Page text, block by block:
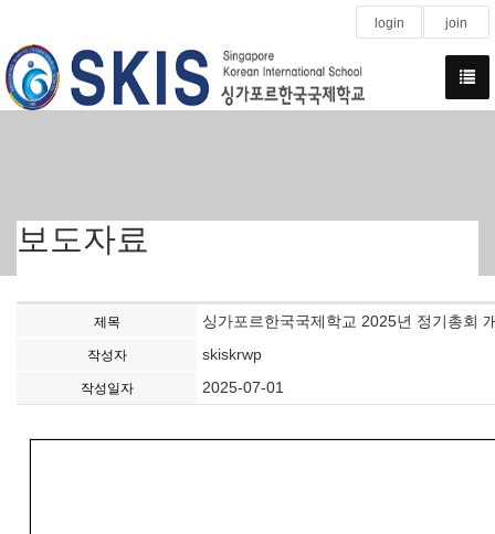
login join
보도자료
제목 싱가포르한국국제학교 2025년 정기총회
작성자 skiskrwp
작성일자 2025-07-01